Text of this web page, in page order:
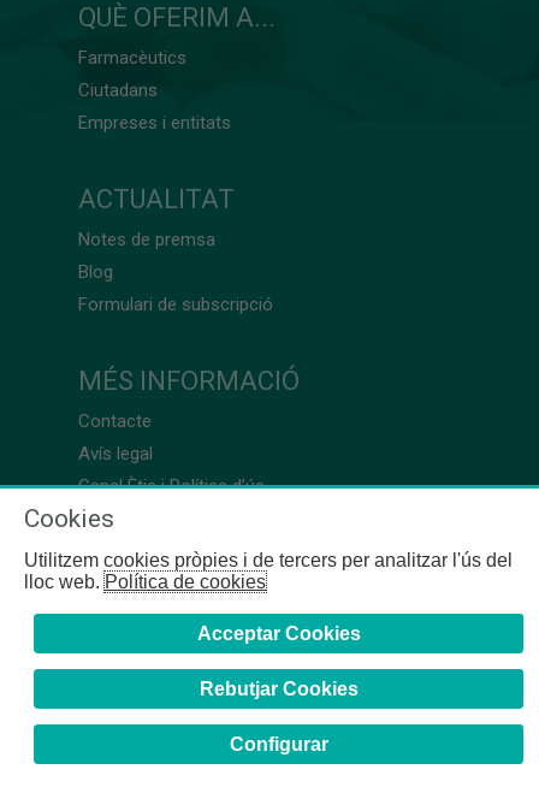
QUÈ OFERIM A...
Farmacèutics
Ciutadans
Empreses i entitats
ACTUALITAT
Notes de premsa
Blog
Formulari de subscripció
MÉS INFORMACIÓ
Contacte
Avís legal
Canal Ètic i Política d’ús
Cookies
Utilitzem cookies pròpies i de tercers per analitzar l'ús del
lloc web.Política de cookies
Acceptar Cookies
Rebutjar Cookies
Configurar